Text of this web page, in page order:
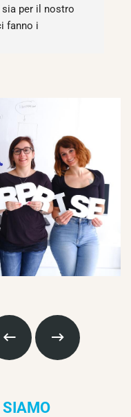
per il nostro
fanno i
prima azienda di
ma è
ad occhi
professionali,
appunto per
consigli e
dire
le aziende con cui
massimo!!Ad oggi
contenti dei
SIAMO